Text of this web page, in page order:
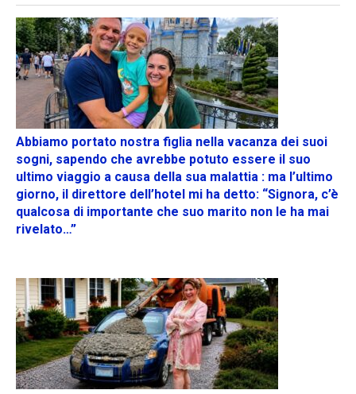
Abbiamo portato nostra figlia nella vacanza dei suoi
sogni, sapendo che avrebbe potuto essere il suo
ultimo viaggio a causa della sua malattia : ma l’ultimo
giorno, il direttore dell’hotel mi ha detto: “Signora, c’è
qualcosa di importante che suo marito non le ha mai
rivelato…”